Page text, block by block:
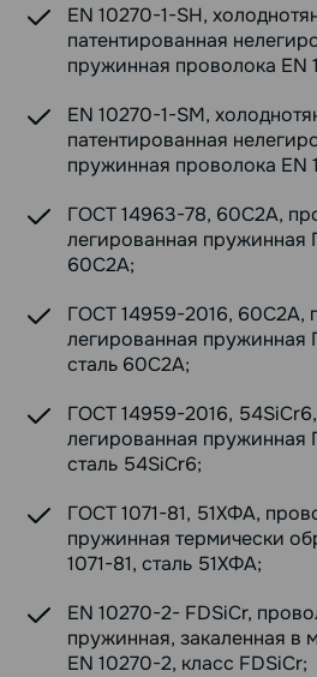
EN 10270-1-SH,
патентированная
пружинная проволока EN
EN 10270-1-SM,
патентированная
пружинная проволока EN
ГОСТ 14963-78, 60С2А,
легированная пружинная
60С2А;
ГОСТ 14959-2016, 60С2А,
легированная пружинная
сталь 60С2А;
ГОСТ 14959-2016,
легированная пружинная
сталь 54SiCr6;
ГОСТ 1071-81, 51ХФА,
пружинная термически
1071-81, сталь 51ХФА;
EN 10270-2- FDSiCr,
пружинная, закаленная в
EN 10270-2, класс FDSiCr;